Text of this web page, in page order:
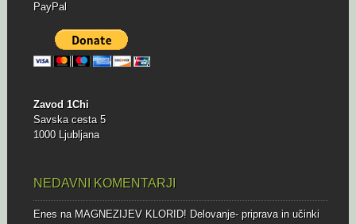
PayPal
Zavod 1Chi
Savska cesta 5
1000 Ljubljana
NEDAVNI KOMENTARJI
Enesna MAGNEZIJEV KLORID! Delovanje- priprava in učinki